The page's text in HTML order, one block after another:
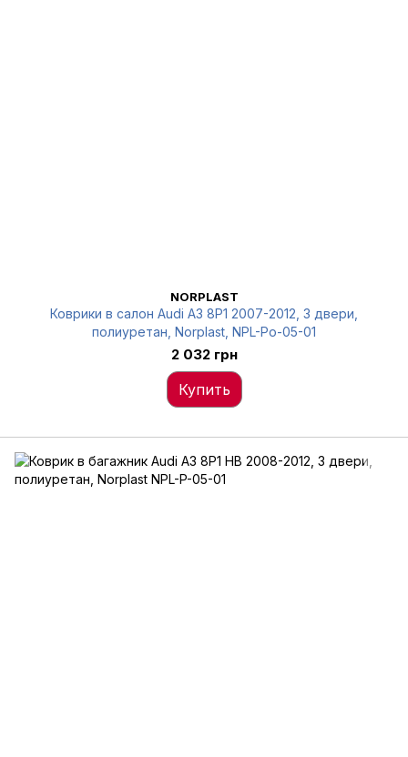
NORPLAST
Коврики в салон Audi A3 8P1 2007-2012, 3 двери,
полиуретан, Norplast, NPL-Po-05-01
2 032 грн
Купить